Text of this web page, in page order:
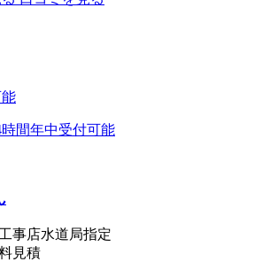
時間年中受付可能
事店水道局指定
見積